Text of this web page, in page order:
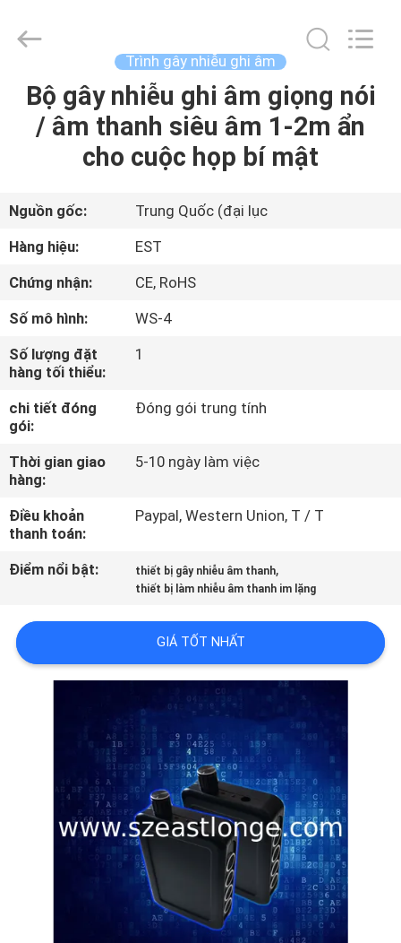
TRANG
CHỦ
SẢN
PHẨM
VỀ
CHÚNG
TÔI
THAM
QUAN
NHÀ
MÁY
KIỂM
SOÁT
CHẤT
CHÚNG
CO.,LTD.
Trình gây nhiễu ghi âm
Bộ gây nhiễu ghi âm giọng nói
/ âm thanh siêu âm 1-2m ẩn
cho cuộc họp bí mật
Nguồn gốc:
Trung Quốc (đại lục
Hàng hiệu:
EST
Chứng nhận:
CE, RoHS
Số mô hình:
WS-4
Số lượng đặt
hàng tối thiểu:
1
chi tiết đóng
gói:
Đóng gói trung tính
Thời gian giao
hàng:
5-10 ngày làm việc
Điều khoản
thanh toán:
Paypal, Western Union, T / T
Điểm nổi bật: thiết bị gây nhiễu âm thanh,
thiết bị làm nhiễu âm thanh im lặng
GIÁ TỐT NHẤT